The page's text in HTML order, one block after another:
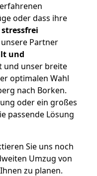
oder dass ihre
Partner
und
und unser breite
optimalen Wahl
nach Borken.
oder ein großes
passende Lösung
Sie uns noch
Umzug von
zu planen.